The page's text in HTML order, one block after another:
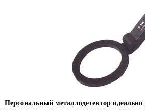
Персональный металлодетектор идеально